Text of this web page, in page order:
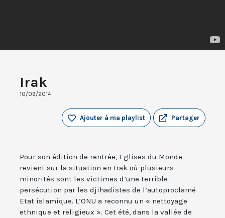
Irak
10/09/2014
Partager
Ajouter à ma playlist
Pour son édition de rentrée, Eglises du Monde
revient sur la situation en Irak où plusieurs
minorités sont les victimes d’une terrible
persécution par les djihadistes de l’autoproclamé
Etat islamique. L’ONU a reconnu un « nettoyage
ethnique et religieux ». Cet été, dans la vallée de